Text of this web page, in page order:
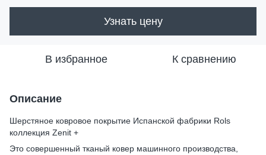
Узнать цену
В избранное К сравнению
Описание
Шерстяное ковровое покрытие Испанской фабрики Rols
коллекция Zenit +
Это совершенный тканый ковер машинного производства,